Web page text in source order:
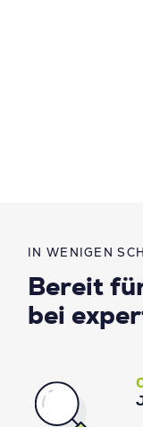
IN WENIGEN
Bereit
bei